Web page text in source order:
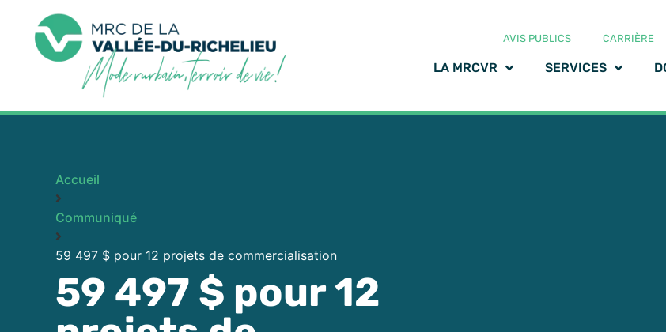
AVIS PUBLICS CARRIÈRE
LA MRCVR SERVICES
Accueil
Communiqué
59 497 $ pour 12 projets de commercialisation
59 497 $ pour 12